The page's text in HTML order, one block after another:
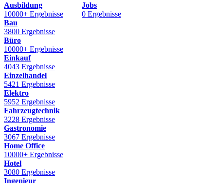
Ausbildung
10000+ Ergebnisse
Bau
3800 Ergebnisse
Büro
10000+ Ergebnisse
Einkauf
4043 Ergebnisse
Einzelhandel
5421 Ergebnisse
Elektro
5952 Ergebnisse
Fahrzeugtechnik
3228 Ergebnisse
Gastronomie
3067 Ergebnisse
Home Office
10000+ Ergebnisse
Hotel
3080 Ergebnisse
Ingenieur
Jobs
0 Ergebnisse